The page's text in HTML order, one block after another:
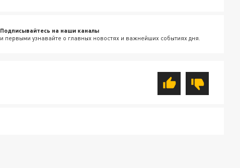
Подписывайтесь на наши каналы
и первыми узнавайте о главных новостях и важнейших событиях дня.